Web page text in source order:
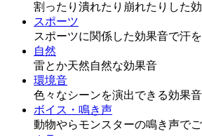
割ったり潰れたり崩れたりした
スポーツ
スポーツに関係した効果音で汗を
自然
雷とか天然自然な効果音
環境音
色々なシーンを演出できる効果音
ボイス・鳴き声
動物やらモンスターの鳴き声で